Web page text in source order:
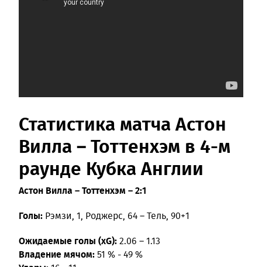
Статистика матча Астон
Вилла – Тоттенхэм в 4-м
раунде Кубка Англии
Астон Вилла – Тоттенхэм – 2:1
Голы: Рэмзи, 1, Роджерс, 64 – Тель, 90+1
Ожидаемые голы (xG):2.06 – 1.13
Владение мячом:51 % - 49 %